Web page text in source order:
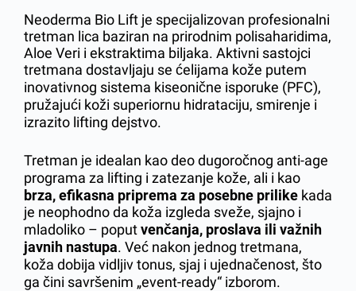
Neoderma Bio Lift je specijalizovan profesionalni
tretman lica baziran na prirodnim polisaharidima,
Aloe Veri i ekstraktima biljaka. Aktivni sastojci
tretmana dostavljaju se ćelijama kože putem
inovativnog sistema kiseonične isporuke (PFC),
pružajući koži superiornu hidrataciju, smirenje i
izrazito lifting dejstvo.
Tretman je idealan kao deo dugoročnog anti-age
programa za lifting i zatezanje kože, ali i kao
brza, efikasna priprema za posebne prilike kada
je neophodno da koža izgleda sveže, sjajno i
mladoliko – poputvenčanja, proslava ili važnih
javnih nastupa. Već nakon jednog tretmana,
koža dobija vidljiv tonus, sjaj i ujednačenost, što
ga čini savršenim „event-ready“ izborom.